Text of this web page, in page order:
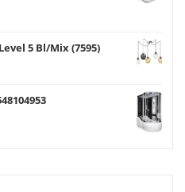
5 Bl/Mix (7595)